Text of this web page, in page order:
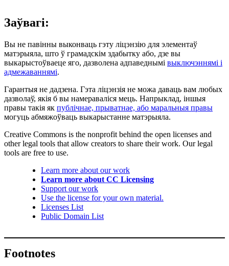
Заўвагі:
Вы не павінны выконваць гэту ліцэнзію для элементаў
матэрыяла, што ў грамадскім здабытку або, дзе вы
выкарыстоўваеце яго, дазволена адпаведнымі выключэннямі і
адмежаваннямі.
Гарантыя не дадзена. Гэта ліцэнзія не можа даваць вам любых
дазволаў, якія б вы намераваліся мець. Напрыклад, іншыя
правы такія як публічнае, прыватнае, або маральныя правы
могуць абмяжоўваць выкарыстанне матэрыяла.
Creative Commons is the nonprofit behind the open licenses and
other legal tools that allow creators to share their work. Our legal
tools are free to use.
Learn more about our work
Learn more about CC Licensing
Support our work
Use the license for your own material.
Licenses List
Public Domain List
Footnotes